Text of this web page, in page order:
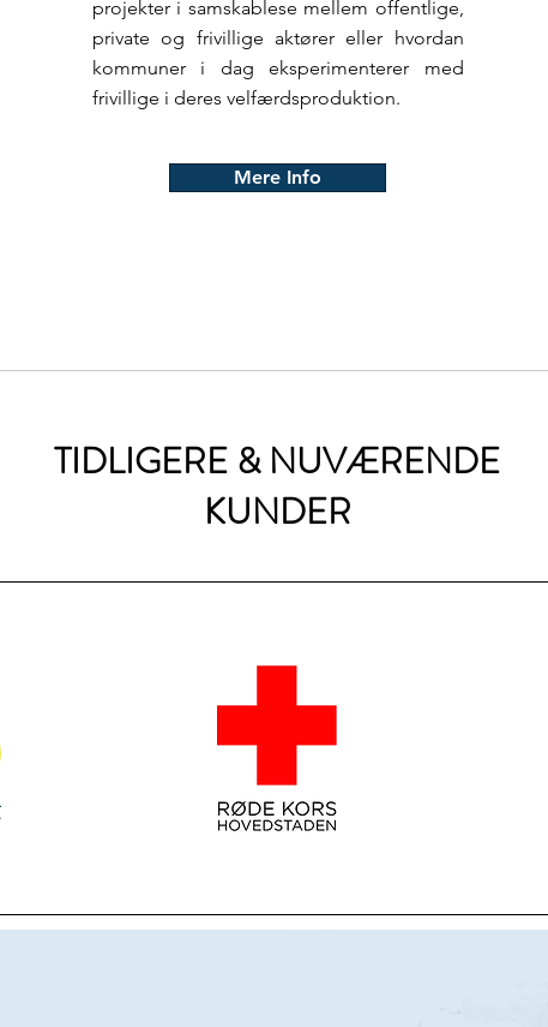
projekter i samskablese mellem offentlige,
private og frivillige aktører eller hvordan
kommuner i dag eksperimenterer med
frivillige i deres velfærdsproduktion.
Mere Info
TIDLIGERE & NUVÆRENDE
KUNDER